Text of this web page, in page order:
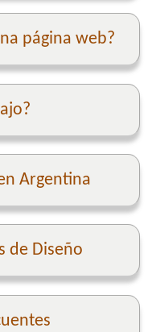
página web?
Argentina
de Diseño